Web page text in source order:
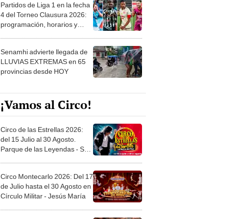
Partidos de Liga 1 en la fecha
4 del Torneo Clausura 2026:
programación, horarios y
Senamhi advierte llegada de
LLUVIAS EXTREMAS en 65
provincias desde HOY
¡Vamos al Circo!
Circo de las Estrellas 2026:
del 15 Julio al 30 Agosto.
Parque de las Leyendas - San
Circo Montecarlo 2026: Del 17
de Julio hasta el 30 Agosto en
Círculo Militar - Jesús María